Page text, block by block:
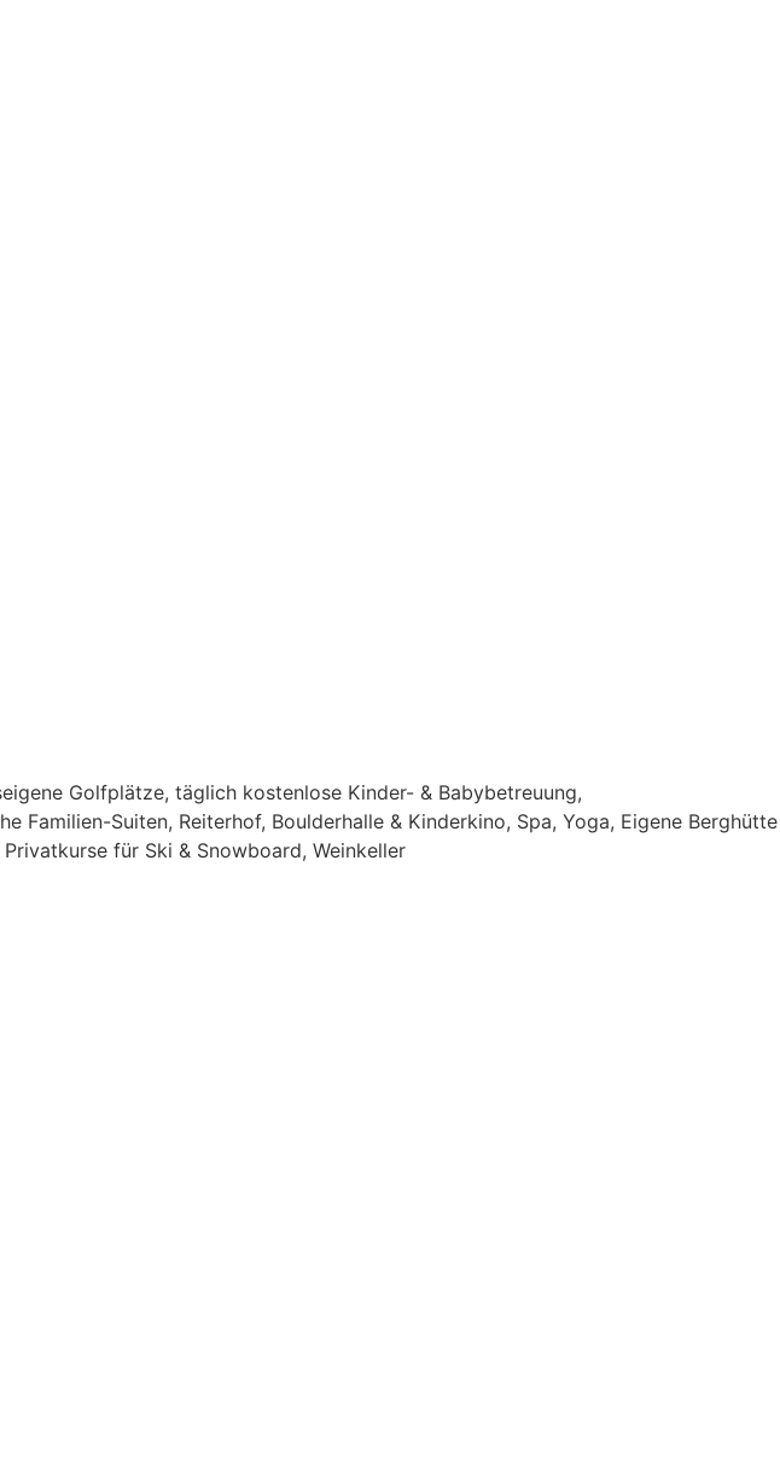
Golfplätze, täglich kostenlose Kinder- & Babybetreuung,
Familien-Suiten, Reiterhof, Boulderhalle & Kinderkino, Spa, Yoga, Eigene Berghütte
für Ski & Snowboard, Weinkeller